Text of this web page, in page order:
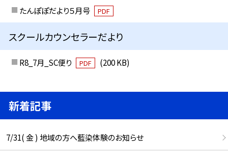
たんぽぽだより５月号
PDF
スクールカウンセラーだより
R8_7月_SC便り PDF (200 KB)
新着記事
7/31( 金 ) 地域の方へ藍染体験のお知らせ